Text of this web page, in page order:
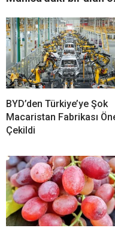
BYD’den Türkiye’ye Şok
Macaristan Fabrikası
Çekildi